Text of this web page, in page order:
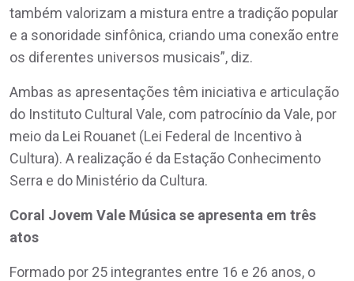
também valorizam a mistura entre a tradição popular
e a sonoridade sinfônica, criando uma conexão entre
os diferentes universos musicais”, diz.
Ambas as apresentações têm iniciativa e articulação
do Instituto Cultural Vale, com patrocínio da Vale, por
meio da Lei Rouanet (Lei Federal de Incentivo à
Cultura). A realização é da Estação Conhecimento
Serra e do Ministério da Cultura.
Coral Jovem Vale Música se apresenta em três
atos
Formado por 25 integrantes entre 16 e 26 anos, o